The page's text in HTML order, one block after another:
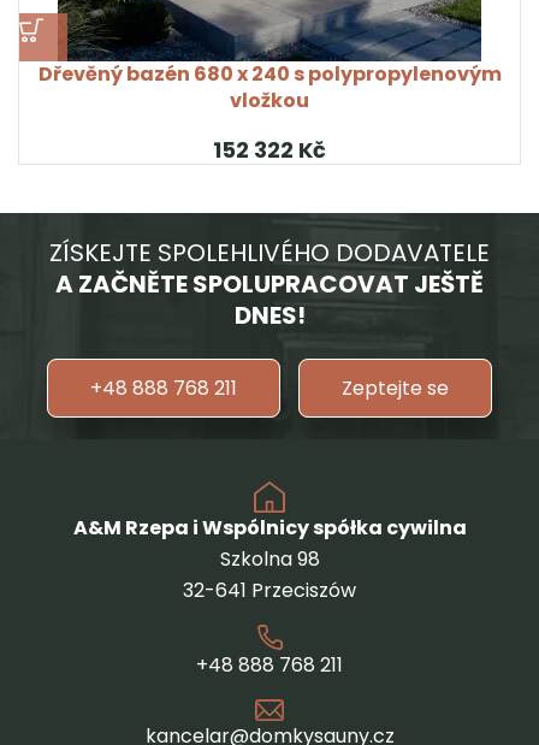
Dřevěný bazén 680 x 240 s polypropylenovým
vložkou
Kč
ZÍSKEJTE SPOLEHLIVÉHO DODAVATELE
A ZAČNĚTE SPOLUPRACOVAT JEŠTĚ
DNES!
+48 888 768 211 Zeptejte se
A&M Rzepa i Wspólnicy spółka cywilna
Szkolna 98
32-641 Przeciszów
+48 888 768 211
kancelar@domkysauny.cz